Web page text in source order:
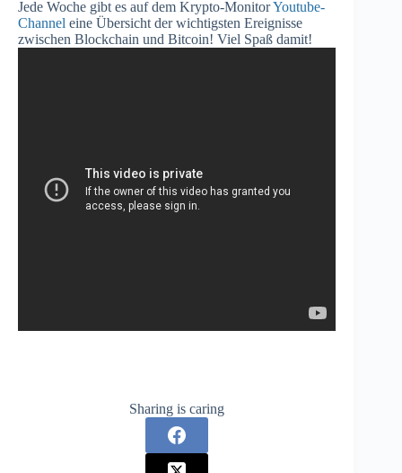
Jede Woche gibt es auf dem Krypto-MonitorYoutube-
Channel eine Übersicht der wichtigsten Ereignisse
zwischen Blockchain und Bitcoin! Viel Spaß damit!
Sharing is caring